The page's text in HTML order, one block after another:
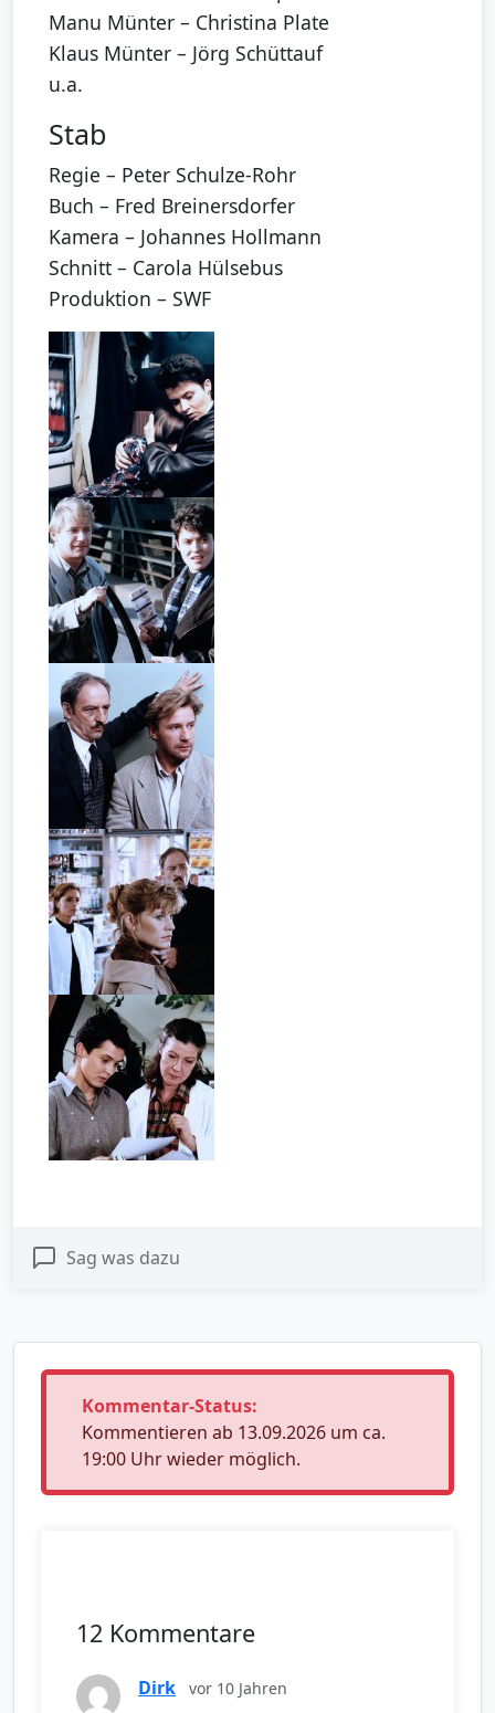
Manu Münter – Christina Plate
Klaus Münter – Jörg Schüttauf
u.a.
Stab
Regie – Peter Schulze-Rohr
Buch – Fred Breinersdorfer
Kamera – Johannes Hollmann
Schnitt – Carola Hülsebus
Produktion – SWF
Sag was dazu
Kommentar-Status:
Kommentieren ab 13.09.2026 um ca.
19:00 Uhr wieder möglich.
12 Kommentare
Dirk vor 10 Jahren